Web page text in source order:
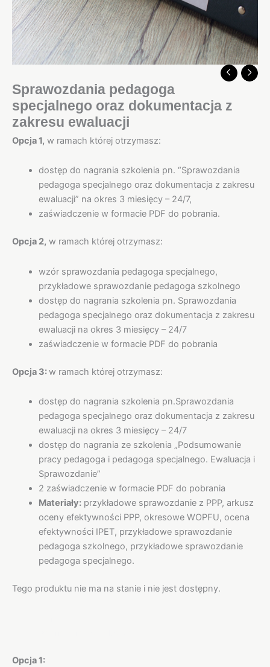
Sprawozdania pedagoga
specjalnego oraz dokumentacja z
zakresu ewaluacji
Opcja 1, w ramach której otrzymasz:
dostęp do nagrania szkolenia pn. “Sprawozdania
pedagoga specjalnego oraz dokumentacja z zakresu
ewaluacji” na okres 3 miesięcy – 24/7,
zaświadczenie w formacie PDF do pobrania.
Opcja 2, w ramach której otrzymasz:
wzór sprawozdania pedagoga specjalnego,
przykładowe sprawozdanie pedagoga szkolnego
dostęp do nagrania szkolenia pn. Sprawozdania
pedagoga specjalnego oraz dokumentacja z zakresu
ewaluacji na okres 3 miesięcy – 24/7
zaświadczenie w formacie PDF do pobrania
Opcja 3:w ramach której otrzymasz:
dostęp do nagrania szkolenia pn.Sprawozdania
pedagoga specjalnego oraz dokumentacja z zakresu
ewaluacji na okres 3 miesięcy – 24/7
dostęp do nagrania ze szkolenia „Podsumowanie
pracy pedagoga i pedagoga specjalnego. Ewaluacja i
Sprawozdanie”
2 zaświadczenie w formacie PDF do pobrania
Materiały:przykładowe sprawozdanie z PPP, arkusz
oceny efektywności PPP, okresowe WOPFU, ocena
efektywności IPET, przykładowe sprawozdanie
pedagoga szkolnego, przykładowe sprawozdanie
pedagoga specjalnego.
Tego produktu nie ma na stanie i nie jest dostępny.
Opcja 1: